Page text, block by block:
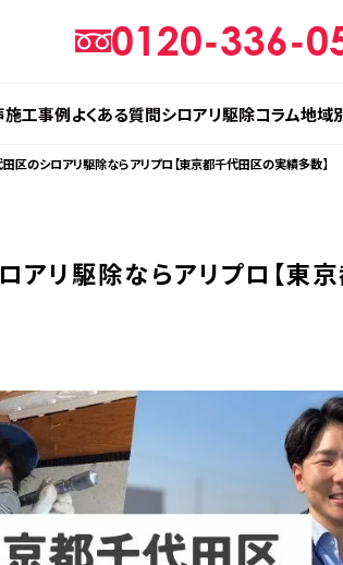
0120-336-
施工事例よくある質問シロアリ駆除コラム地域
区のシロアリ駆除ならアリプロ【東京都千代田区の実績多数】
アリ駆除ならアリプロ【東